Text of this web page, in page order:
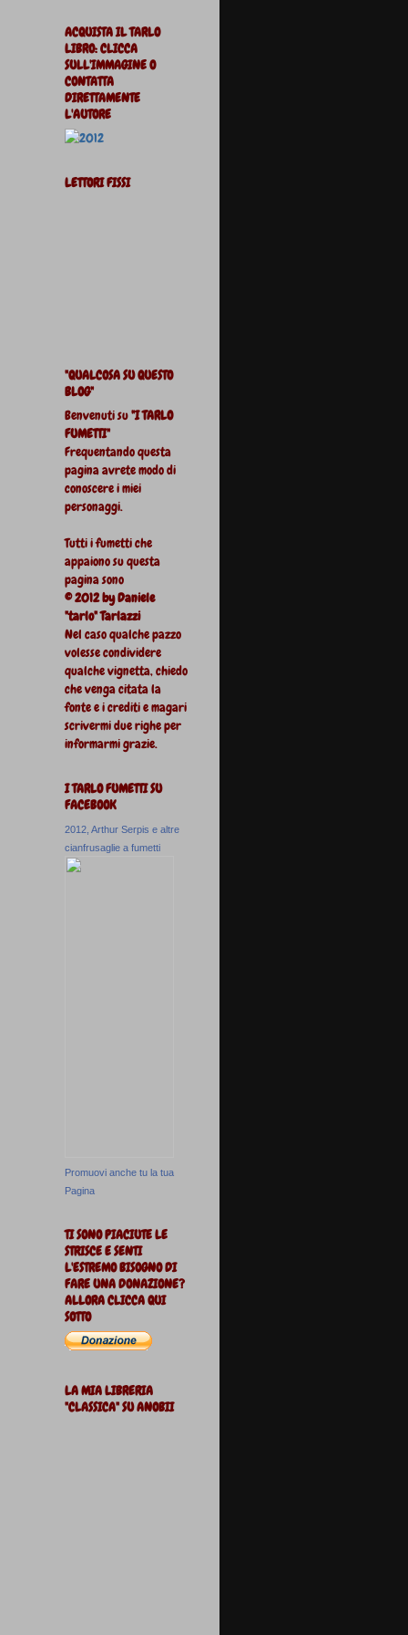
ACQUISTA IL TARLO
LIBRO: CLICCA
SULL'IMMAGINE O
CONTATTA
DIRETTAMENTE
L'AUTORE
LETTORI FISSI
"QUALCOSA SU QUESTO
BLOG"
Benvenuti su"I TARLO
FUMETTI"
Frequentando questa
pagina avrete modo di
conoscere i miei
personaggi.
Tutti i fumetti che
appaiono su questa
pagina sono
© 2012 by Daniele
"tarlo" Tarlazzi
Nel caso qualche pazzo
volesse condividere
qualche vignetta, chiedo
che venga citata la
fonte e i crediti e magari
scrivermi due righe per
informarmi grazie.
I TARLO FUMETTI SU
FACEBOOK
2012, Arthur Serpis e altre
cianfrusaglie a fumetti
Promuovi anche tu la tua
Pagina
TI SONO PIACIUTE LE
STRISCE E SENTI
L'ESTREMO BISOGNO DI
FARE UNA DONAZIONE?
ALLORA CLICCA QUI
SOTTO
LA MIA LIBRERIA
"CLASSICA" SU ANOBII